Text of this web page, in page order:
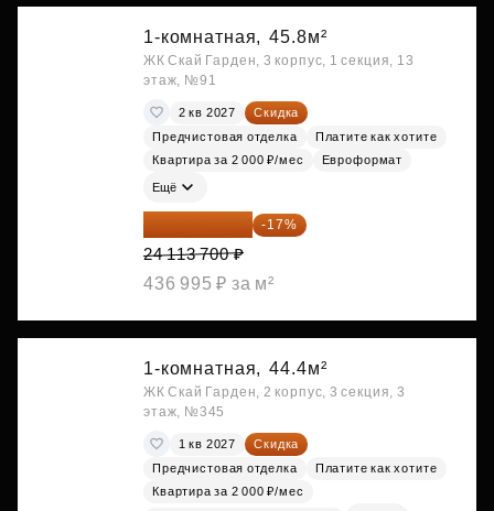
1-комнатная, 45.8м²
ЖК Скай Гарден, 3 корпус, 1 секция, 13
этаж, №91
2 кв 2027
Скидка
Предчистовая отделка
Платите как хотите
Квартира за 2 000 ₽/мес
Евроформат
Ещё
20 014 371 ₽ -17%
24 113 700 ₽
436 995 ₽ за м²
1-комнатная, 44.4м²
ЖК Скай Гарден, 2 корпус, 3 секция, 3
этаж, №345
1 кв 2027
Скидка
Предчистовая отделка
Платите как хотите
Квартира за 2 000 ₽/мес